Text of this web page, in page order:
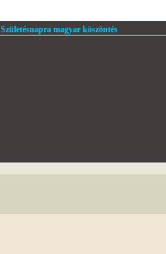
Születésnapra magyar köszöntés